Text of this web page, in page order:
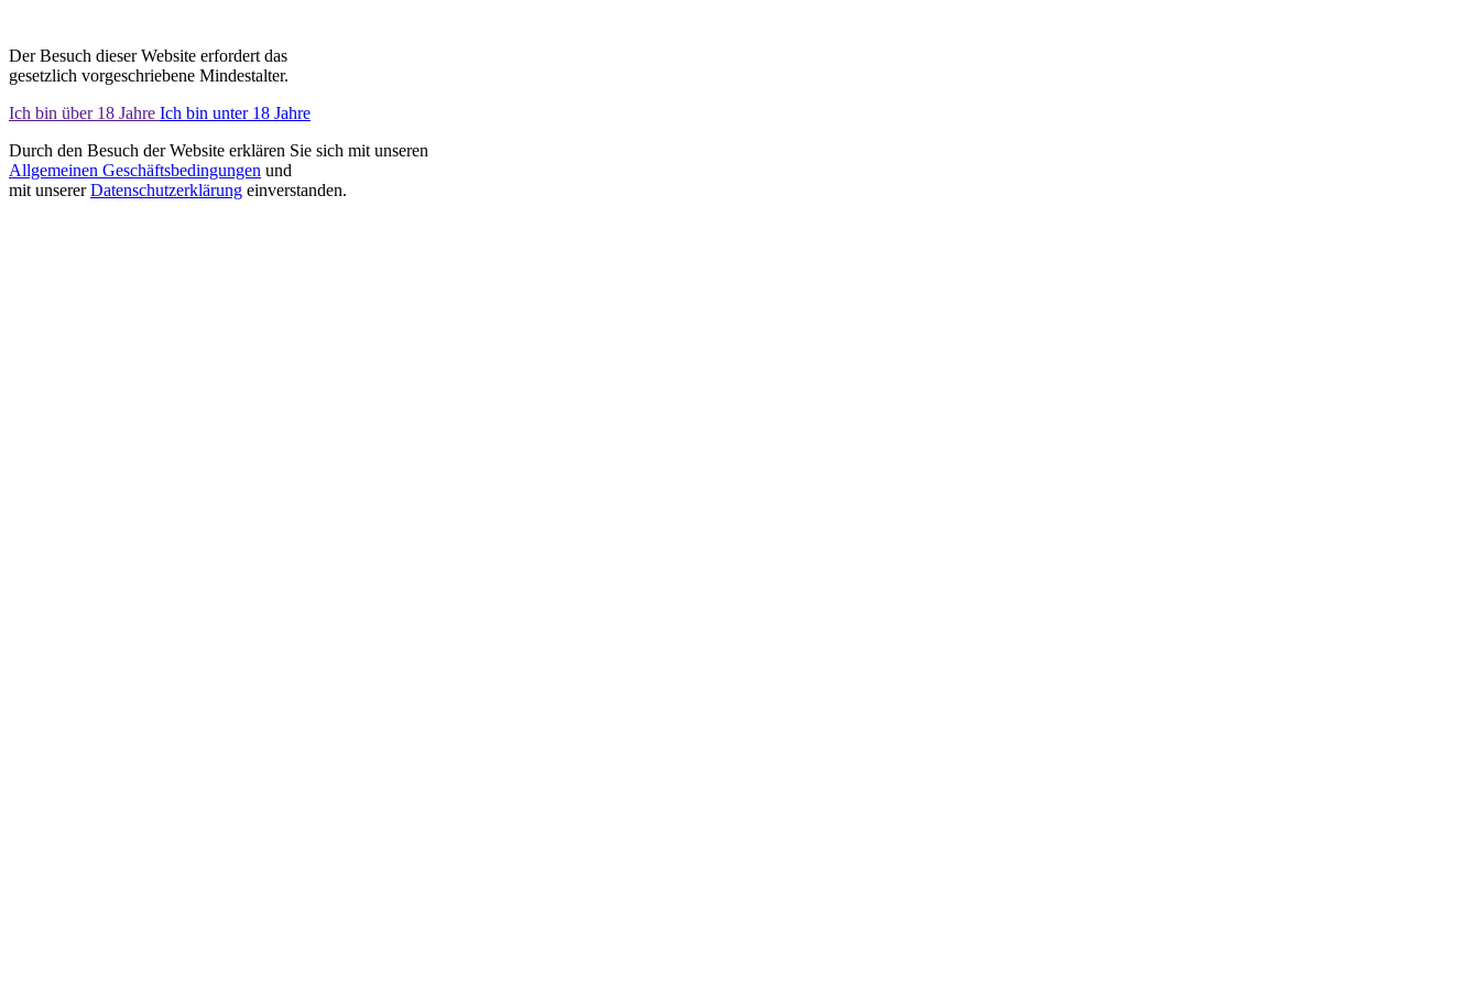
Der Besuch dieser Website erfordert das
gesetzlich vorgeschriebene Mindestalter.
Ich bin über 18 Jahre Ich bin unter 18 Jahre
Durch den Besuch der Website erklären Sie sich mit unseren
Allgemeinen Geschäftsbedingungen und
mit unsererDatenschutzerklärung einverstanden.